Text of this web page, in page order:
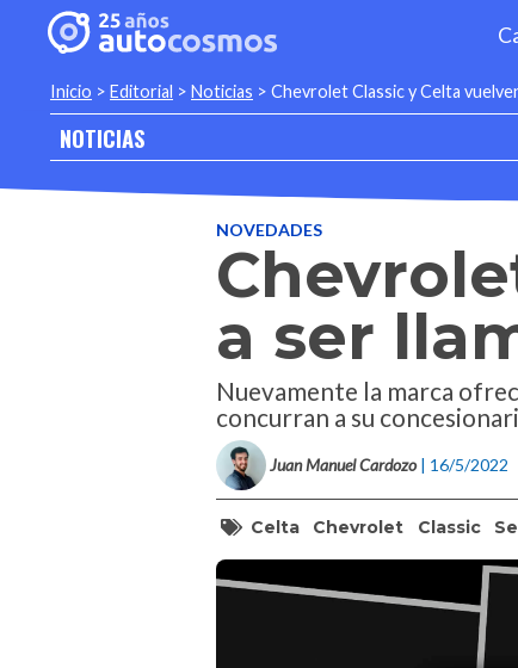
Inicio > Editorial > Noticias > Chevrolet Classic y Celta
NOTICIAS
NOVEDADES
a ser
Nuevamente la marca
concurran a su
Juan Manuel Cardozo | 16/5/2022
Celta Chevrolet Classic